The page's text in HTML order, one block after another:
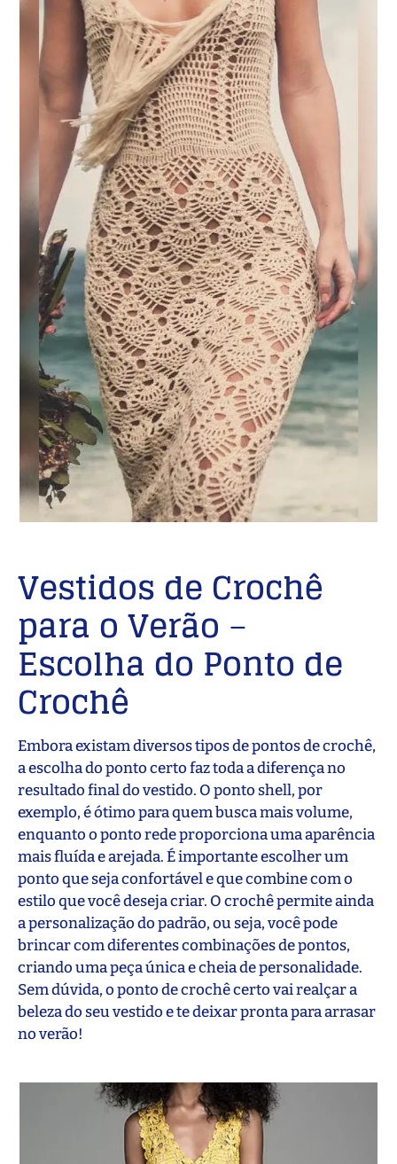
Vestidos de Crochê
para o Verão –
Escolha do Ponto de
Crochê
Embora existam diversos tipos de pontos de crochê,
a escolha do ponto certo faz toda a diferença no
resultado final do vestido. O ponto shell, por
exemplo, é ótimo para quem busca mais volume,
enquanto o ponto rede proporciona uma aparência
mais fluída e arejada. É importante escolher um
ponto que seja confortável e que combine com o
estilo que você deseja criar. O crochê permite ainda
a personalização do padrão, ou seja, você pode
brincar com diferentes combinações de pontos,
criando uma peça única e cheia de personalidade.
Sem dúvida, o ponto de crochê certo vai realçar a
beleza do seu vestido e te deixar pronta para arrasar
no verão!